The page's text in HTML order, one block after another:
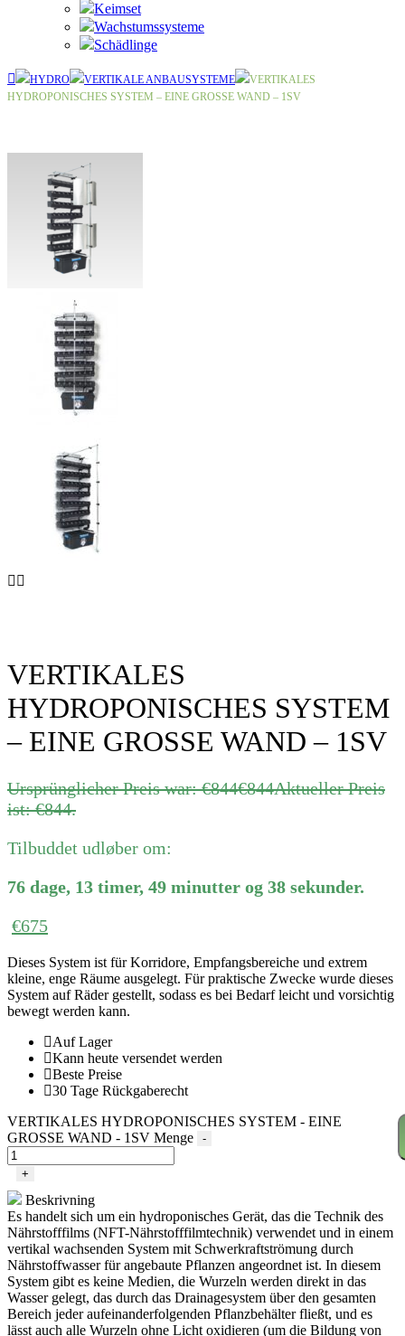
Keimset
Wachstumssysteme
Schädlinge
HYDRO VERTIKALE ANBAUSYSTEME
VERTIKALES
HYDROPONISCHES SYSTEM – EINE GROSSE WAND – 1SV
VERTIKALES
HYDROPONISCHES SYSTEM
– EINE GROSSE WAND – 1SV
Ursprünglicher Preis war: €844€844Aktueller Preis
ist: €844.
Tilbuddet udløber om:
76 dage, 13 timer, 49 minutter og 38 sekunder.
€675
Dieses System ist für Korridore, Empfangsbereiche und extrem
kleine, enge Räume ausgelegt. Für praktische Zwecke wurde dieses
System auf Räder gestellt, sodass es bei Bedarf leicht und vorsichtig
bewegt werden kann.
Auf Lager
Kann heute versendet werden
Beste Preise
30 Tage Rückgaberecht
VERTIKALES HYDROPONISCHES SYSTEM - EINE
GROSSE WAND - 1SV Menge
-
+
Beskrivning
Es handelt sich um ein hydroponisches Gerät, das die Technik des
Nährstofffilms (NFT-Nährstofffilmtechnik) verwendet und in einem
vertikal wachsenden System mit Schwerkraftströmung durch
Nährstoffwasser für angebaute Pflanzen angeordnet ist. In diesem
System gibt es keine Medien, die Wurzeln werden direkt in das
Wasser gelegt, das durch das Drainagesystem über den gesamten
Bereich jeder aufeinanderfolgenden Pflanzbehälter fließt, und es
lässt auch alle Wurzeln ohne Licht oxidieren (um die Bildung von